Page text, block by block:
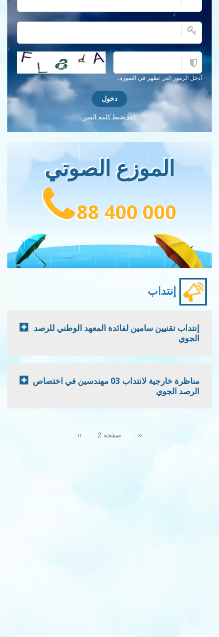
أدخل الرموز التي تظهر في الصورة.
احصل على كلمة التحقق جديدة!
اعد ضبط كلمه السر
الموزع الصوتي
88 400 000
إنتداب
إنتداب تقنيين سامين لفائدة المعهد الوطني للرصد
الجوي
مناظرة خارجية لانتداب 03 مهندسين في اختصاص
الرصد الجوي
Previous
‹‹ صفحة 2 Next
››